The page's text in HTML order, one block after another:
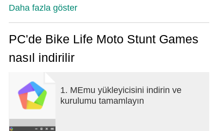
Daha fazla göster
PC'de Bike Life Moto Stunt Games
nasıl indirilir
1. MEmu yükleyicisini indirin ve
kurulumu tamamlayın